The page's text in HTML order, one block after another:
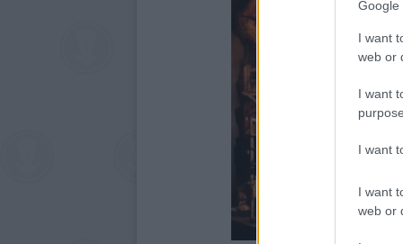
Google
I want
web or
I want
I want
I want
web or